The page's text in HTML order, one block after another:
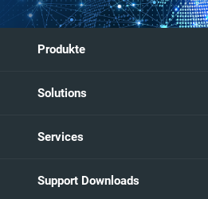
Produkte
Solutions
Services
Support Downloads